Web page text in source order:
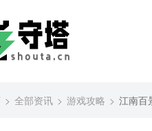
全部资讯 游戏攻略 江南百